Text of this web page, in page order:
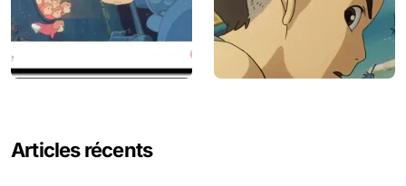
Articles récents